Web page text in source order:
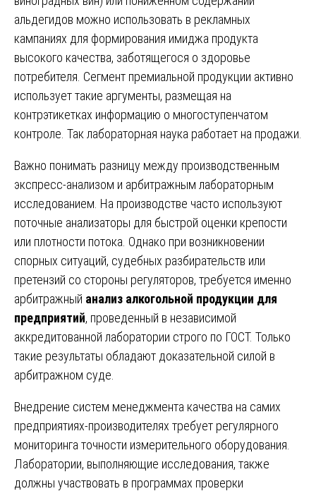
альдегидов можно использовать в рекламных
кампаниях для формирования имиджа продукта
высокого качества, заботящегося о здоровье
потребителя. Сегмент премиальной продукции активно
использует такие аргументы, размещая на
контрэтикетках информацию о многоступенчатом
контроле. Так лабораторная наука работает на продажи.
Важно понимать разницу между производственным
экспресс-анализом и арбитражным лабораторным
исследованием. На производстве часто используют
поточные анализаторы для быстрой оценки крепости
или плотности потока. Однако при возникновении
спорных ситуаций, судебных разбирательств или
претензий со стороны регуляторов, требуется именно
арбитражный анализ алкогольной продукции для
предприятий, проведенный в независимой
аккредитованной лаборатории строго по ГОСТ. Только
такие результаты обладают доказательной силой в
арбитражном суде.
Внедрение систем менеджмента качества на самих
предприятиях-производителях требует регулярного
мониторинга точности измерительного оборудования.
Лаборатории, выполняющие исследования, также
должны участвовать в программах проверки